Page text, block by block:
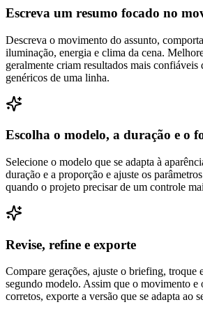
Escreva um resumo focado no
Descreva o movimento do assunto,
iluminação, energia e clima da cena.
geralmente criam resultados mais confiáveis
genéricos de uma linha.
Escolha o modelo, a duração e o
Selecione o modelo que se adapta à
duração e a proporção e ajuste os
quando o projeto precisar de um controle
Revise, refine e exporte
Compare gerações, ajuste o briefing, troque
segundo modelo. Assim que o movimento e
corretos, exporte a versão que se adapta ao